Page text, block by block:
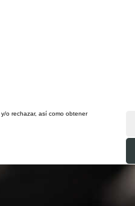
, y/o rechazar, así como obtener